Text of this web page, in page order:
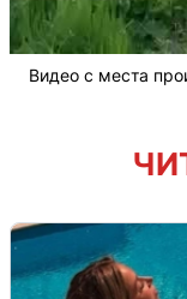
Видео с места